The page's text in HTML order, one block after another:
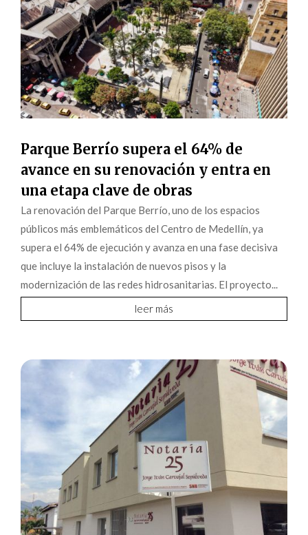
Parque Berrío supera el 64% de
avance en su renovación y entra en
una etapa clave de obras
La renovación del Parque Berrío, uno de los espacios
públicos más emblemáticos del Centro de Medellín, ya
supera el 64% de ejecución y avanza en una fase decisiva
que incluye la instalación de nuevos pisos y la
modernización de las redes hidrosanitarias. El proyecto...
leer más